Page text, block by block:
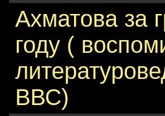
Ахматова за
году (
ВВС)